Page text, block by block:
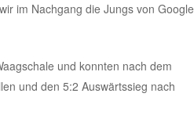
im Nachgang die Jungs von Google
und konnten nach dem
und den 5:2 Auswärtssieg nach